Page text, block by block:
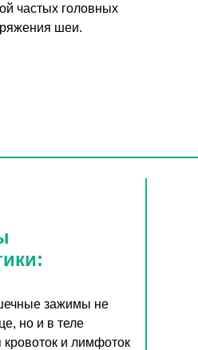
частых головных
шеи.
зажимы не
но и в теле
кровоток и лимфоток